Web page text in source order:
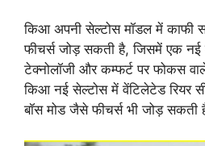
किआ अपनी सेल्टोस मॉडल में काफी
फीचर्स जोड़ सकती है, जिसमें एक नई
टेक्नोलॉजी और कम्फर्ट पर फोकस
किआ नई सेल्टोस में वेंटिलेटेड रियर
बॉस मोड जैसे फीचर्स भी जोड़ सकती